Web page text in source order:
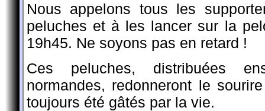
Nous appelons tous les
peluches et à les lancer sur la
19h45. Ne soyons pas en retard !
Ces peluches, distribuées
normandes, redonneront le
toujours été gâtés par la vie.